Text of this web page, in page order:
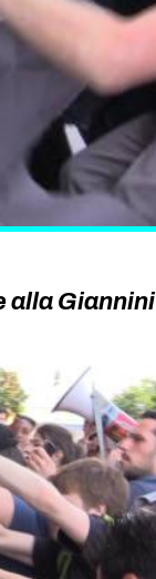
alla Giannini